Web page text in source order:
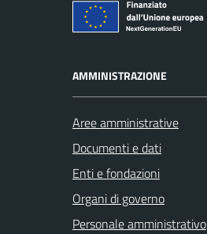
AMMINISTRAZIONE
Aree amministrative
Documenti e dati
Enti e fondazioni
Organi di governo
Personale amministrativo